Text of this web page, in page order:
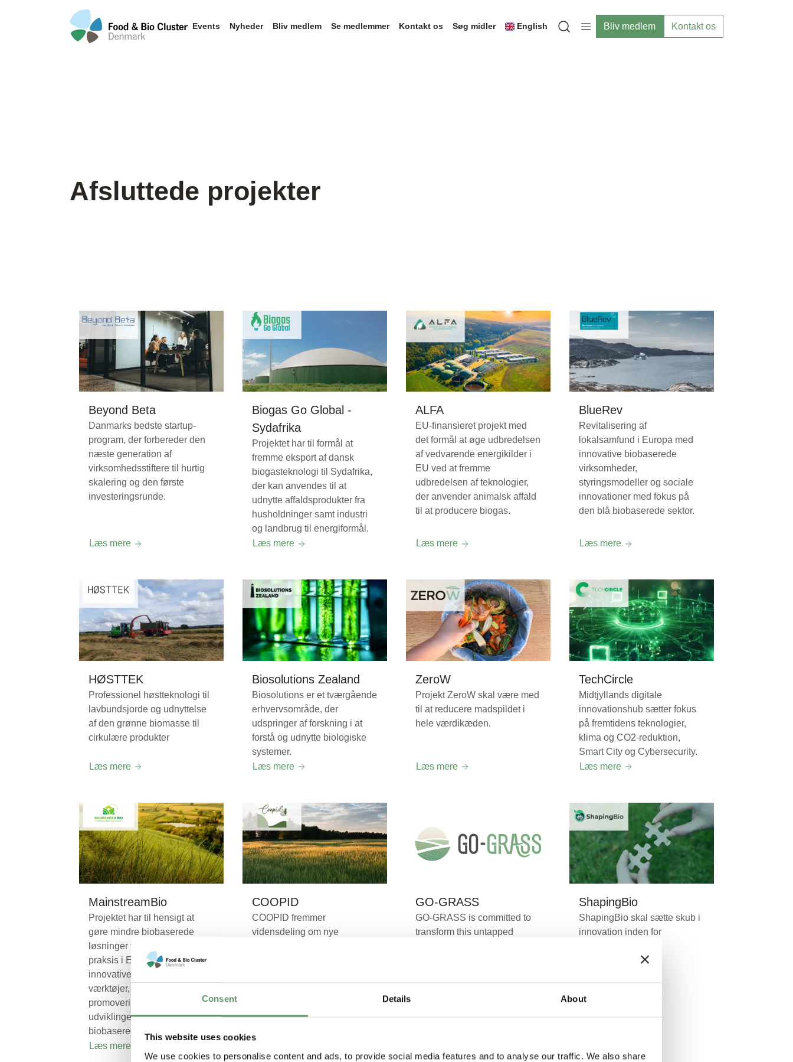
Consent Details About
This website uses cookies
We use cookies to personalise content and ads, to provide social media features and to analyse our traffic. We also share
Events Nyheder Bliv medlem Se medlemmer Kontakt os Søg midler English
Open search modal
Bliv medlem Kontakt os
Afsluttede projekter
Beyond Beta
Danmarks bedste startup-
program, der forbereder den
næste generation af
virksomhedsstiftere til hurtig
skalering og den første
investeringsrunde.
Læs mere
Biogas Go Global -
Sydafrika
Projektet har til formål at
fremme eksport af dansk
biogasteknologi til Sydafrika,
der kan anvendes til at
udnytte affaldsprodukter fra
husholdninger samt industri
og landbrug til energiformål.
Læs mere
ALFA
EU-finansieret projekt med
det formål at øge udbredelsen
af vedvarende energikilder i
EU ved at fremme
udbredelsen af teknologier,
der anvender animalsk affald
til at producere biogas.
Læs mere
BlueRev
Revitalisering af
lokalsamfund i Europa med
innovative biobaserede
virksomheder,
styringsmodeller og sociale
innovationer med fokus på
den blå biobaserede sektor.
Læs mere
HØSTTEK
Professionel høstteknologi til
lavbundsjorde og udnyttelse
af den grønne biomasse til
cirkulære produkter
Læs mere
Biosolutions Zealand
Biosolutions er et tværgående
erhvervsområde, der
udspringer af forskning i at
forstå og udnytte biologiske
systemer.
Læs mere
ZeroW
Projekt ZeroW skal være med
til at reducere madspildet i
hele værdikæden.
Læs mere
TechCircle
Midtjyllands digitale
innovationshub sætter fokus
på fremtidens teknologier,
klima og CO2-reduktion,
Smart City og Cybersecurity.
Læs mere
MainstreamBio
Projektet har til hensigt at
gøre mindre biobaserede
løsninger til en større del af
praksis i Europa ved at tilbyde
innovative og digitale
værktøjer, der er målrettet
promoveringen og
udviklingen af de mindre
biobaserede løsninger.
Læs mere
COOPID
COOPID fremmer
vidensdeling om nye
GO-GRASS
GO-GRASS is committed to
transform this untapped
ShapingBio
ShapingBio skal sætte skub i
innovation inden for